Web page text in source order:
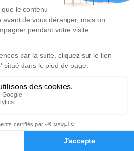
Hommages
d’arbre hommage estdisponible
2024 à 15h00
Air de Combrée d'Ombrée